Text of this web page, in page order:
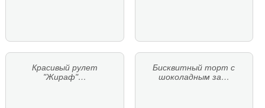
Красивый рулет
"Жираф"…
Бисквитный торт с
шоколадным за…